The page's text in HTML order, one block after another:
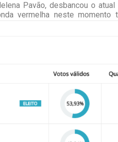
Pavão, desbancou o
vermelha neste momento